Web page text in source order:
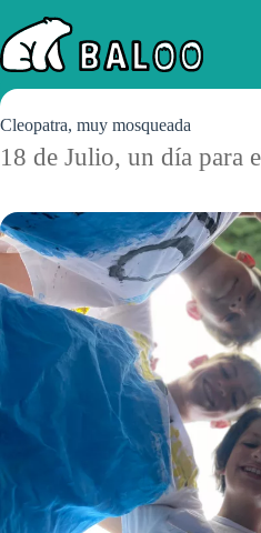
contenido
Cleopatra, muy mosqueada
18 de Julio, un día para